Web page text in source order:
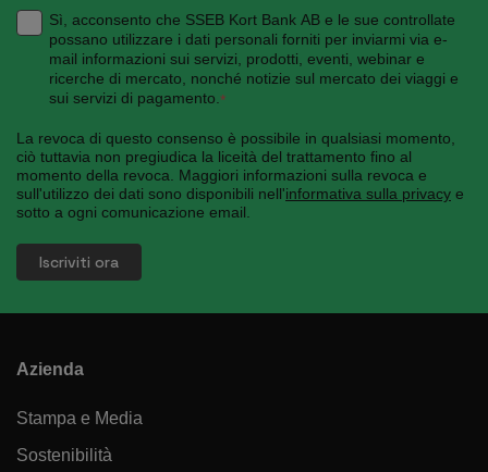
Sì, acconsento che SSEB Kort Bank AB e le sue controllate
possano utilizzare i dati personali forniti per inviarmi via e-
mail informazioni sui servizi, prodotti, eventi, webinar e
ricerche di mercato, nonché notizie sul mercato dei viaggi e
sui servizi di pagamento.*
La revoca di questo consenso è possibile in qualsiasi momento,
ciò tuttavia non pregiudica la liceità del trattamento fino al
momento della revoca. Maggiori informazioni sulla revoca e
sull'utilizzo dei dati sono disponibili nell'informativa sulla privacy e
sotto a ogni comunicazione email.
Azienda
Stampa e Media
Sostenibilità